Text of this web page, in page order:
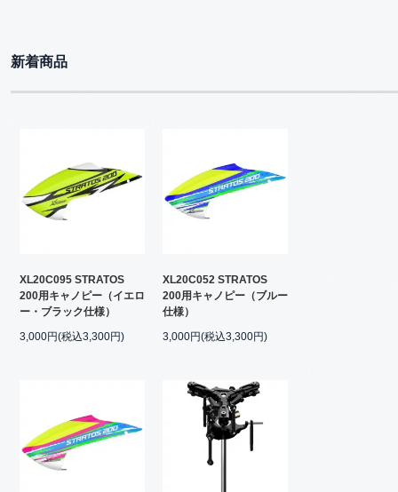
新着商品
XL20C095 STRATOS
200用キャノピー（イエロ
ー・ブラック仕様）
3,000円(税込3,300円)
XL20C052 STRATOS
200用キャノピー（ブルー
仕様）
3,000円(税込3,300円)